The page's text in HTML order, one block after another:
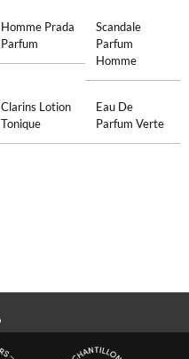
Homme Prada
Parfum
Scandale
Parfum
Homme
Clarins Lotion
Tonique
Eau De
Parfum Verte